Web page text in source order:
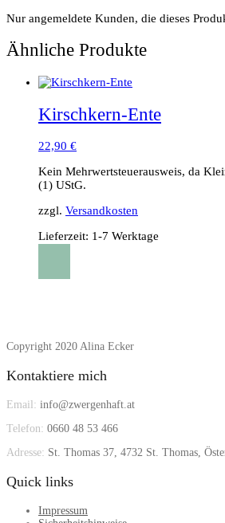
Nur angemeldete Kunden, die dieses
Ähnliche Produkte
Kirschkern-Ente
22,90 €
Kein Mehrwertsteuerausweis, da
(1) UStG.
zzgl. Versandkosten
Lieferzeit: 1-7 Werktage
Copyright 2020 Alina Ecker
Kontaktiere mich
Email: info@zwergenhaft.at
Telefon: 0660 48 53 466
Adresse: St. Thomas 37, 4732 St. Thomas,
Quick links
Impressum